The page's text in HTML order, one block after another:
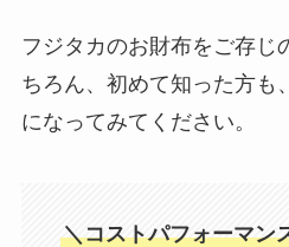
フジタカのお財布をご存じ
ちろん、初めて知った方も
になってみてください。
＼コストパフォーマン